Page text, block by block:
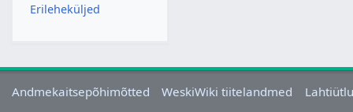
Erileheküljed
Andmekaitsepõhimõtted WeskiWiki tiitelandmed